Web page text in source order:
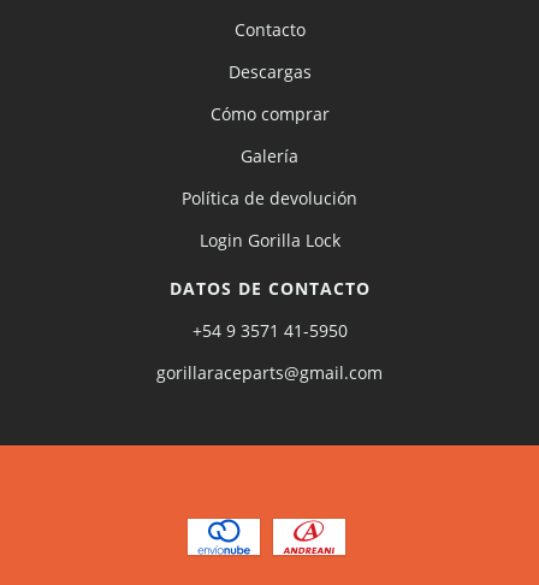
Contacto
Descargas
Cómo comprar
Galería
Política de devolución
Login Gorilla Lock
DATOS DE CONTACTO
+54 9 3571 41-5950
gorillaraceparts@gmail.com